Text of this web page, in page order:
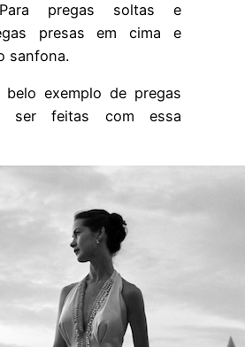
pregas soltas e
presas em cima e
sanfona.
exemplo de pregas
ser feitas com essa